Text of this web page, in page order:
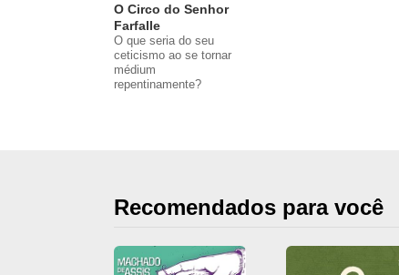
O Circo do Senhor
Farfalle
O que seria do seu
ceticismo ao se tornar
médium
repentinamente?
Recomendados para você